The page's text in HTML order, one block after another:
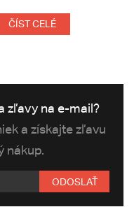
ČÍST CELÉ
zľavy na e-mail?
a získajte zľavu
nákup.
ODOSLAŤ